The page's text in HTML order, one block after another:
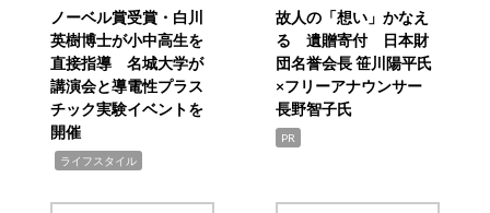
ノーベル賞受賞・白川
英樹博士が小中高生を
直接指導 名城大学が
講演会と導電性プラス
チック実験イベントを
開催
ライフスタイル
故人の「想い」かなえ
る 遺贈寄付 日本財
団名誉会長 笹川陽平氏
×フリーアナウンサー
長野智子氏
PR